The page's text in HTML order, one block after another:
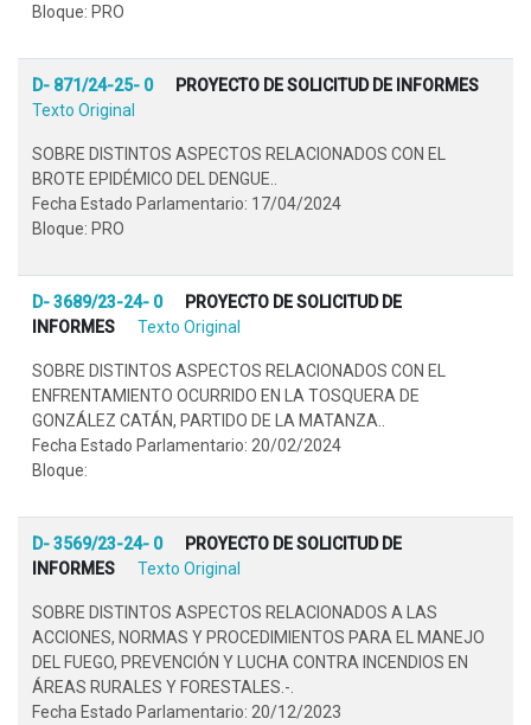
Bloque: PRO
D- 871/24-25- 0
PROYECTO DE SOLICITUD DE INFORMES
Texto Original
SOBRE DISTINTOS ASPECTOS RELACIONADOS CON EL
BROTE EPIDÉMICO DEL DENGUE..
Fecha Estado Parlamentario: 17/04/2024
Bloque: PRO
D- 3689/23-24- 0
PROYECTO DE SOLICITUD DE
INFORMES
Texto Original
SOBRE DISTINTOS ASPECTOS RELACIONADOS CON EL
ENFRENTAMIENTO OCURRIDO EN LA TOSQUERA DE
GONZÁLEZ CATÁN, PARTIDO DE LA MATANZA..
Fecha Estado Parlamentario: 20/02/2024
Bloque:
D- 3569/23-24- 0
PROYECTO DE SOLICITUD DE
INFORMES
Texto Original
SOBRE DISTINTOS ASPECTOS RELACIONADOS A LAS
ACCIONES, NORMAS Y PROCEDIMIENTOS PARA EL MANEJO
DEL FUEGO, PREVENCIÓN Y LUCHA CONTRA INCENDIOS EN
ÁREAS RURALES Y FORESTALES.-.
Fecha Estado Parlamentario: 20/12/2023